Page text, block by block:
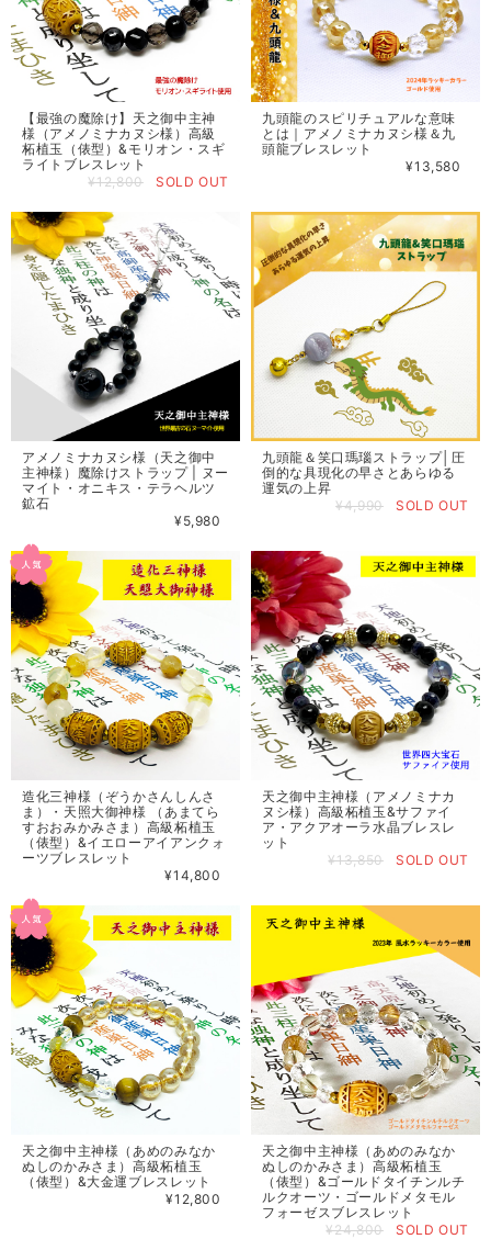
【最強の魔除け】天之御中主神
様（アメノミナカヌシ様）高級
柘植玉（俵型）&モリオン・スギ
ライトブレスレット
¥12,800
SOLD OUT
九頭龍のスピリチュアルな意味
とは｜アメノミナカヌシ様＆九
頭龍ブレスレット
¥13,580
アメノミナカヌシ様（天之御中
主神様）魔除けストラップ | ヌー
マイト・オニキス・テラヘルツ
鉱石
¥5,980
九頭龍＆笑口瑪瑙ストラップ│圧
倒的な具現化の早さとあらゆる
運気の上昇
¥4,990
SOLD OUT
造化三神様（ぞうかさんしんさ
ま）・天照大御神様 （あまてら
すおおみかみさま）高級柘植玉
（俵型）&イエローアイアンクォ
ーツブレスレット
¥14,800
天之御中主神様（アメノミナカ
ヌシ様）高級柘植玉&サファイ
ア・アクアオーラ水晶ブレスレ
ット
¥13,850
SOLD OUT
天之御中主神様（あめのみなか
ぬしのかみさま）高級柘植玉
（俵型）&大金運ブレスレット
¥12,800
天之御中主神様（あめのみなか
ぬしのかみさま）高級柘植玉
（俵型）&ゴールドタイチンルチ
ルクオーツ・ゴールドメタモル
フォーゼスブレスレット
¥24,800
SOLD OUT